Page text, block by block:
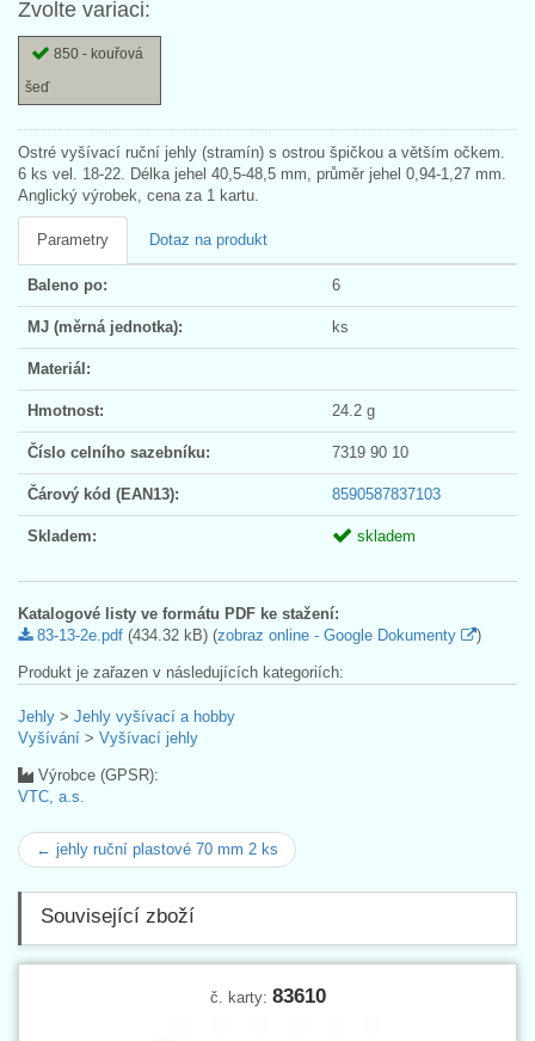
Zvolte variaci:
850 - kouřová
šeď
Ostré vyšívací ruční jehly (stramín) s ostrou špičkou a větším očkem.
6 ks vel. 18-22. Délka jehel 40,5-48,5 mm, průměr jehel 0,94-1,27 mm.
Anglický výrobek, cena za 1 kartu.
Parametry Dotaz na produkt
Baleno po: 6
MJ (měrná jednotka): ks
Materiál:
Hmotnost: 24.2 g
Číslo celního sazebníku: 7319 90 10
Čárový kód (EAN13): 8590587837103
Skladem: skladem
Katalogové listy ve formátu PDF ke stažení:
83-13-2e.pdf (434.32 kB) (zobraz online - Google Dokumenty )
Produkt je zařazen v následujících kategoriích:
Jehly > Jehly vyšívací a hobby
Vyšívání > Vyšívací jehly
Výrobce (GPSR):
VTC, a.s.
← jehly ruční plastové 70 mm 2 ks
Související zboží
č. karty: 83610